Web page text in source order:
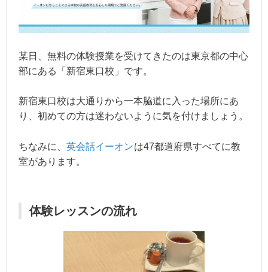
某日、無料の体験授業を受けてきたのは東京都の中心
部にある「新宿東口校」です。
新宿東口校は大通りから一本脇道に入った場所にあ
り、初めての方は迷わないように気を付けましょう。
ちなみに、 英会話イーオンは47都道府県すべてに教
室があります。
体験レッスンの流れ